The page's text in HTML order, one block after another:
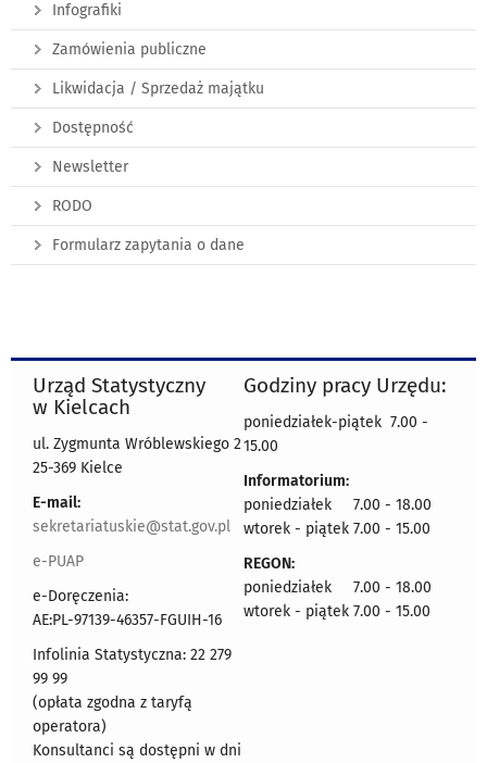
Infografiki
Zamówienia publiczne
Likwidacja / Sprzedaż majątku
Dostępność
Newsletter
RODO
Formularz zapytania o dane
Urząd Statystyczny
w Kielcach
ul. Zygmunta Wróblewskiego 2
25-369 Kielce
E-mail:
sekretariatuskie@stat.gov.pl
e-PUAP
e-Doręczenia:
AE:PL-97139-46357-FGUIH-16
Infolinia Statystyczna: 22 279
99 99
(opłata zgodna z taryfą
operatora)
Konsultanci są dostępni w dni
Godziny pracy Urzędu:
poniedziałek-piątek 7.00 -
15.00
Informatorium:
poniedziałek 7.00 - 18.00
wtorek - piątek 7.00 - 15.00
REGON:
poniedziałek 7.00 - 18.00
wtorek - piątek 7.00 - 15.00